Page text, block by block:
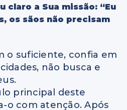
claro a Sua missão: “Eu
os sãos não precisam
o suficiente, confia em
não busca e
principal deste
o com atenção. Após